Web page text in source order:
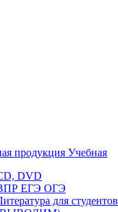
продукция Учебная
DVD
ЕГЭ ОГЭ
для студентов